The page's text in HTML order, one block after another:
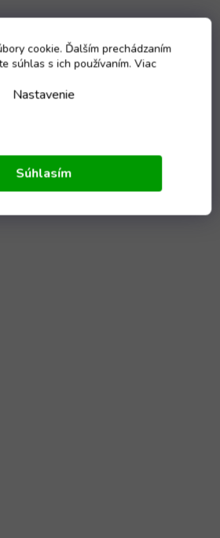
cookie. Ďalším prechádzaním
súhlas s ich používaním. Viac
Nastavenie
Súhlasím